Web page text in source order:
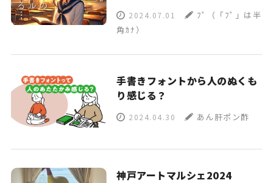
2024.07.01
ﾌﾟ（「ﾌﾟ」は半
角ｶﾅ）
手書きフォントから人のぬくも
り感じる？
2024.04.30 あん肝ポン酢
神戸アートマルシェ2024